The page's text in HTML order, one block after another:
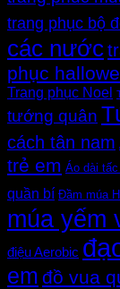
trang phục bộ
các nước
phục
Trang phục Noel
tướng quân
cách tân nam
trẻ em Áo dài
quần bí Đầm múa
múa yếm
điệu Aerobic
em đồ vua